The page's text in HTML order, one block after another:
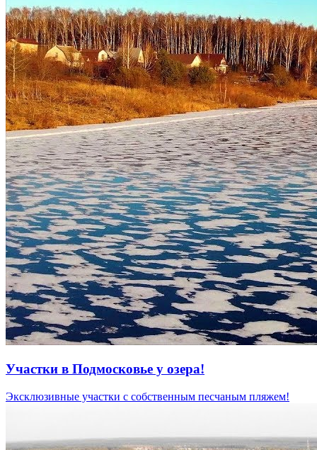
Участки в Подмосковье у озера!
Эксклюзивные участки с собственным песчаным пляжем!